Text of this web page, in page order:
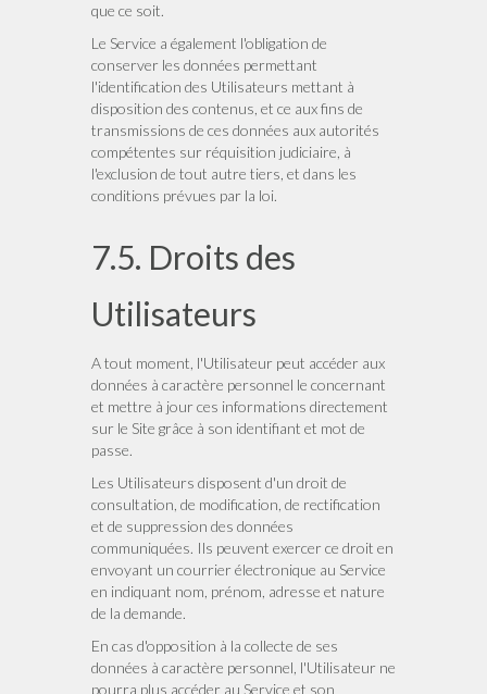
que ce soit.
Le Service a également l'obligation de
conserver les données permettant
l'identification des Utilisateurs mettant à
disposition des contenus, et ce aux fins de
transmissions de ces données aux autorités
compétentes sur réquisition judiciaire, à
l'exclusion de tout autre tiers, et dans les
conditions prévues par la loi.
7.5. Droits des
Utilisateurs
A tout moment, l'Utilisateur peut accéder aux
données à caractère personnel le concernant
et mettre à jour ces informations directement
sur le Site grâce à son identifiant et mot de
passe.
Les Utilisateurs disposent d'un droit de
consultation, de modification, de rectification
et de suppression des données
communiquées. Ils peuvent exercer ce droit en
envoyant un courrier électronique au Service
en indiquant nom, prénom, adresse et nature
de la demande.
En cas d'opposition à la collecte de ses
données à caractère personnel, l'Utilisateur ne
pourra plus accéder au Service et son